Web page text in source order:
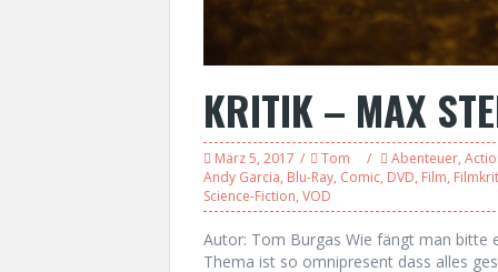
KRITIK – MAX
März 5, 2017 Tom Abenteuer,
Andy Garcia, Blu-Ray, Comic, DVD, Film,
Science-Fiction, VOD
Autor: Tom Burgas Wie fängt man bitte
Thema ist so omnipresent dass alles